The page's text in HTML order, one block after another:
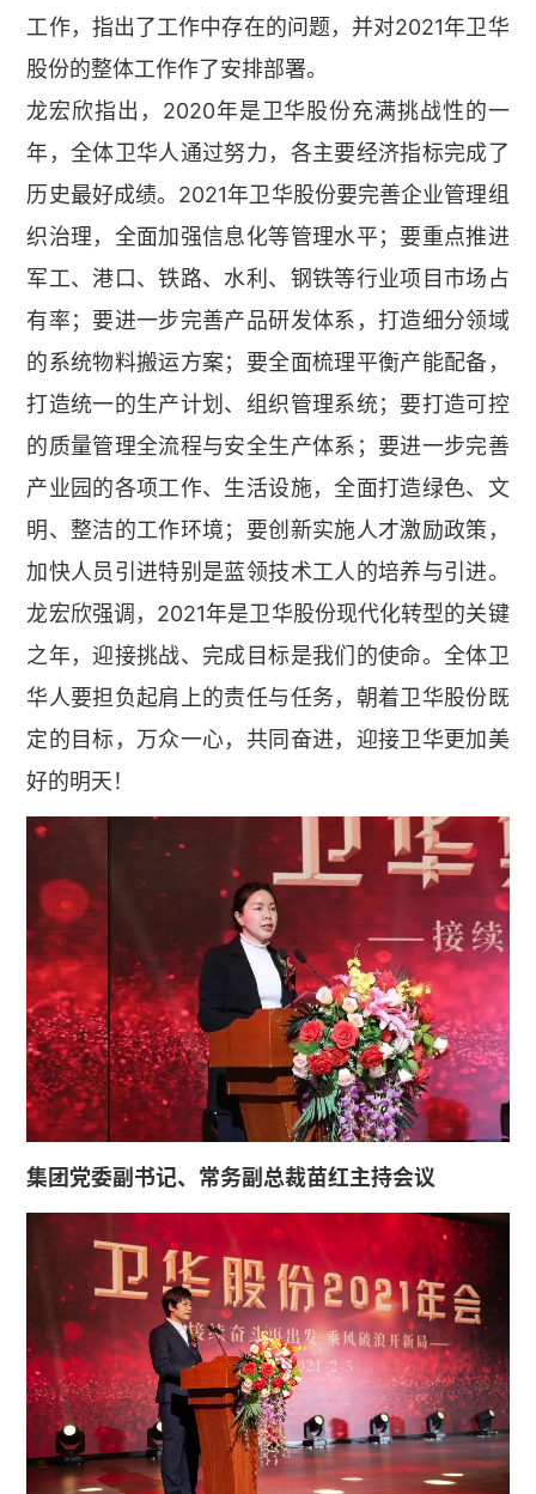
工作，指出了工作中存在的问题，并对2021年卫华
股份的整体工作作了安排部署。
龙宏欣指出，2020年是卫华股份充满挑战性的一
年，全体卫华人通过努力，各主要经济指标完成了
历史最好成绩。2021年卫华股份要完善企业管理组
织治理，全面加强信息化等管理水平；要重点推进
军工、港口、铁路、水利、钢铁等行业项目市场占
有率；要进一步完善产品研发体系，打造细分领域
的系统物料搬运方案；要全面梳理平衡产能配备，
打造统一的生产计划、组织管理系统；要打造可控
的质量管理全流程与安全生产体系；要进一步完善
产业园的各项工作、生活设施，全面打造绿色、文
明、整洁的工作环境；要创新实施人才激励政策，
加快人员引进特别是蓝领技术工人的培养与引进。
龙宏欣强调，2021年是卫华股份现代化转型的关键
之年，迎接挑战、完成目标是我们的使命。全体卫
华人要担负起肩上的责任与任务，朝着卫华股份既
定的目标，万众一心，共同奋进，迎接卫华更加美
好的明天！
集团党委副书记、常务副总裁苗红主持会议